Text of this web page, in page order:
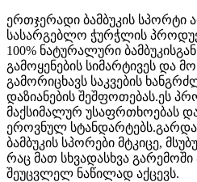
ერთჯერადი ბამბუკის სპორტი
სასარგებლო ჭურჭლის
100% ნატურალური
გამოყენების სიმარტივეს და
გამორიცხავს საკვების
დაზიანების შეშფოთებას.ეს
მაქსიმალურ უსაფრთხოებას
ეროვნულ
ბამბუკის სპორები მტკიცე,
რაც მათ სხვადასხვა გარემოში
შეუცვლელ ნაწილად აქცევს.